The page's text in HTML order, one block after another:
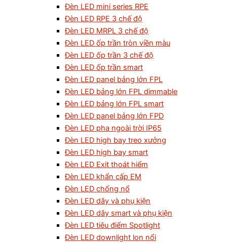
Đèn LED mini series RPE
Đèn LED RPE 3 chế độ
Đèn LED MRPL 3 chế độ
Đèn LED ốp trần tròn viền màu
Đèn LED ốp trần 3 chế độ
Đèn LED ốp trần smart
Đèn LED panel bảng lớn FPL
Đèn LED bảng lớn FPL dimmable
Đèn LED bảng lớn FPL smart
Đèn LED panel bảng lớn FPD
Đèn LED pha ngoài trời IP65
Đèn LED high bay treo xưởng
Đèn LED high bay smart
Đèn LED Exit thoát hiểm
Đèn LED khẩn cấp EM
Đèn LED chống nổ
Đèn LED dây và phụ kiện
Đèn LED dây smart và phụ kiện
Đèn LED tiêu điểm Spotlight
Đèn LED downlight lon nổi